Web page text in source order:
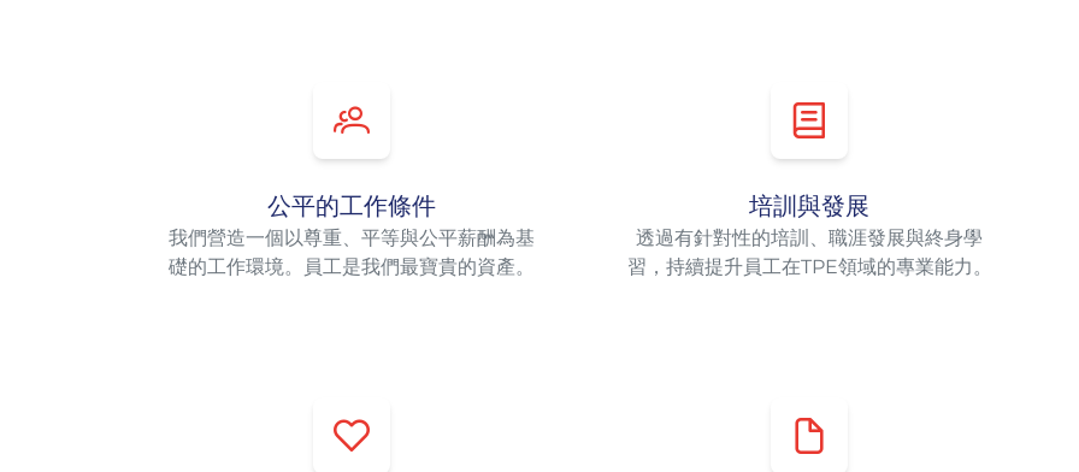
公平的工作條件
我們營造一個以尊重、平等與公平薪酬為基
礎的工作環境。員工是我們最寶貴的資產。
培訓與發展
透過有針對性的培訓、職涯發展與終身學
習，持續提升員工在TPE領域的專業能力。